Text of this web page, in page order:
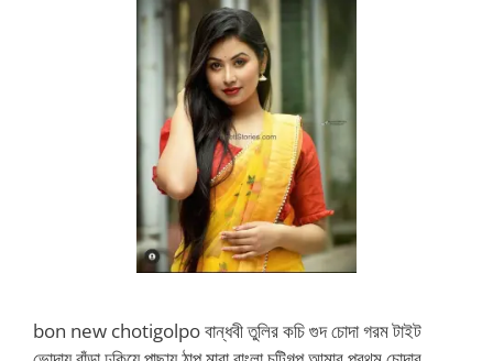
bon new chotigolpo বান্ধবী তুলির কচি গুদ চোদা গরম টাইট